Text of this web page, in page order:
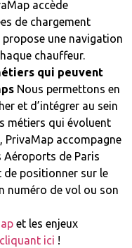
accède
de chargement
une navigation
chauffeur.
qui peuvent
Nous permettons en
et d’intégrer au sein
métiers qui évoluent
PrivaMap accompagne
Aéroports de Paris
positionner sur le
numéro de vol ou son
et les enjeux
cliquant ici !